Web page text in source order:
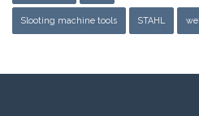
Slooting machine tools STAHL